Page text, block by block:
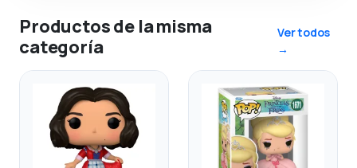
Productos de la misma
categoría
Ver todos
→